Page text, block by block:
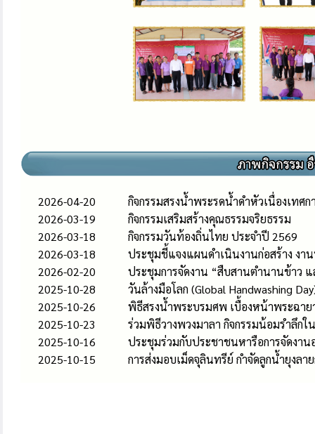
2026-04-20
กิจกรรมสรงน้ำพระรดน้ำดำหัวเนื่องเทศ
2026-03-19
กิจกรรมเสริมสร้างคุณธรรมจริยธรรม
2026-03-18
กิจกรรมวันท้องถิ่นไทย ประจำปี 2569
2026-03-18
ประชุมชี้แจงแผนดําเนินงานก่อสร้าง ง
2026-02-20
ประชุมการจัดงาน “สืบสานตำนานข้าว
2025-10-28
วันล้างมือโลก (Global Handwashing
2025-10-26
พิธีสรงน้ำพระบรมศพ เบื้องหน้าพระฉา
2025-10-23
ร่วมพิธีวางพวงมาลา กิจกรรมน้อมรำลึก
2025-10-16
ประชุมร่วมกับประชาชนหารือการจัดงา
2025-10-15
การส่งมอบเม็ดจุลินทรีย์ กำจัดลูกน้ำยุงล